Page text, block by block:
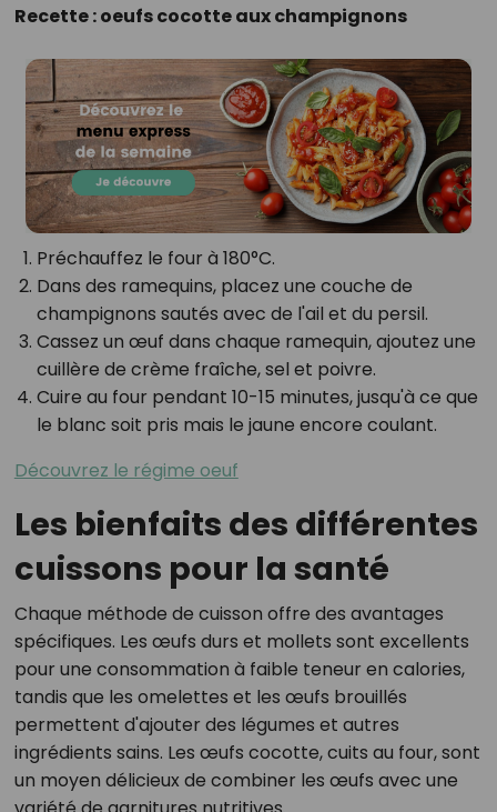
Recette : oeufs cocotte aux champignons
Préchauffez le four à 180°C.
Dans des ramequins, placez une couche de
champignons sautés avec de l'ail et du persil.
Cassez un œuf dans chaque ramequin, ajoutez une
cuillère de crème fraîche, sel et poivre.
Cuire au four pendant 10-15 minutes, jusqu'à ce que
le blanc soit pris mais le jaune encore coulant.
Découvrez le régime oeuf
Les bienfaits des différentes
cuissons pour la santé
Chaque méthode de cuisson offre des avantages
spécifiques. Les œufs durs et mollets sont excellents
pour une consommation à faible teneur en calories,
tandis que les omelettes et les œufs brouillés
permettent d'ajouter des légumes et autres
ingrédients sains. Les œufs cocotte, cuits au four, sont
un moyen délicieux de combiner les œufs avec une